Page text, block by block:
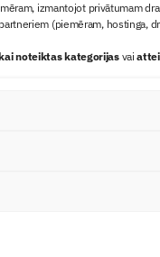
izmantojot privātumam
(piemēram, hostinga,
noteiktas kategorijasvai